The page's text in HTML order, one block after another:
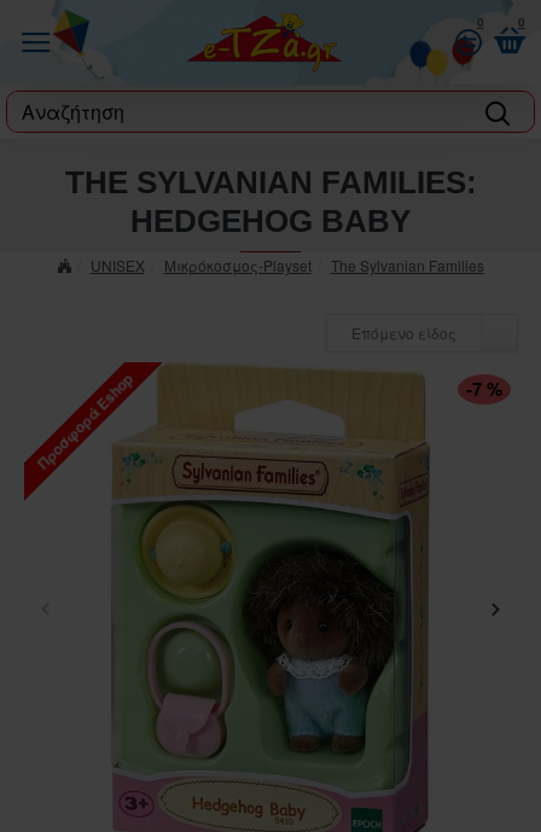
0 0
label
UNISEX Μικρόκοσμος-Playset The Sylvanian Families
THE SYLVANIAN FAMILIES:
HEDGEHOG BABY
Επόμενο είδος
ΠΤΏΣΗ ΤΙΜΉΣ
Προσφορά Eshop -7 %